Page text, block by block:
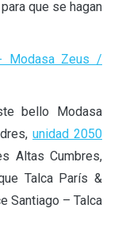
para que se hagan
bello Modasa
unidad 2050
Altas Cumbres,
Talca París &
Santiago – Talca